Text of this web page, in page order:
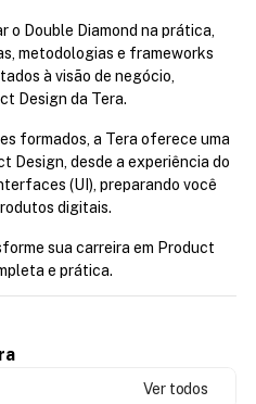
o Double Diamond na prática,
metodologias e frameworks
à visão de negócio,
Design da Tera.
formados, a Tera oferece uma
Design, desde a experiência do
(UI), preparando você
digitais.
sua carreira em Product
e prática.
Ver todos